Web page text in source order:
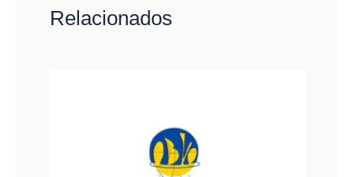
Relacionados